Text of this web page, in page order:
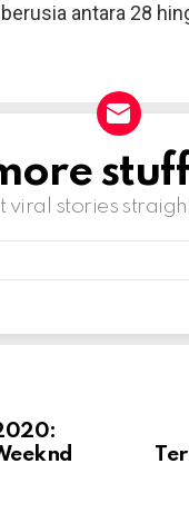
antara 28
viral stories